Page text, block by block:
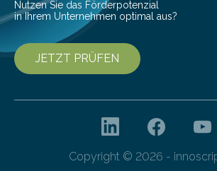
Nutzen Sie das Förderpotenzial
in Ihrem Unternehmen optimal aus?
JETZT PRÜFEN
Copyright © 2026 -